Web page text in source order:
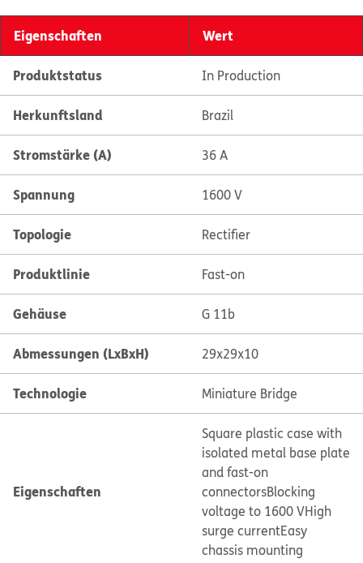
Eigenschaften Wert
Produktstatus In Production
Herkunftsland Brazil
Stromstärke (A) 36 A
Spannung 1600 V
Topologie Rectifier
Produktlinie Fast-on
Gehäuse G 11b
Abmessungen (LxBxH) 29x29x10
Technologie Miniature Bridge
Eigenschaften
Square plastic case with
isolated metal base plate
and fast-on
connectorsBlocking
voltage to 1600 VHigh
surge currentEasy
chassis mounting